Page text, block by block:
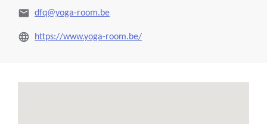
dfq@yoga-room.be
https://www.yoga-room.be/